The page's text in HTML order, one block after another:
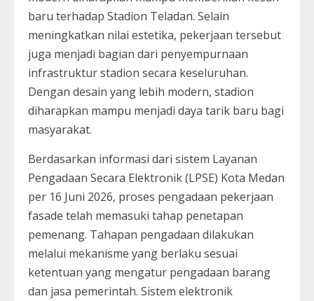
baru terhadap Stadion Teladan. Selain
meningkatkan nilai estetika, pekerjaan tersebut
juga menjadi bagian dari penyempurnaan
infrastruktur stadion secara keseluruhan.
Dengan desain yang lebih modern, stadion
diharapkan mampu menjadi daya tarik baru bagi
masyarakat.
Berdasarkan informasi dari sistem Layanan
Pengadaan Secara Elektronik (LPSE) Kota Medan
per 16 Juni 2026, proses pengadaan pekerjaan
fasade telah memasuki tahap penetapan
pemenang. Tahapan pengadaan dilakukan
melalui mekanisme yang berlaku sesuai
ketentuan yang mengatur pengadaan barang
dan jasa pemerintah. Sistem elektronik